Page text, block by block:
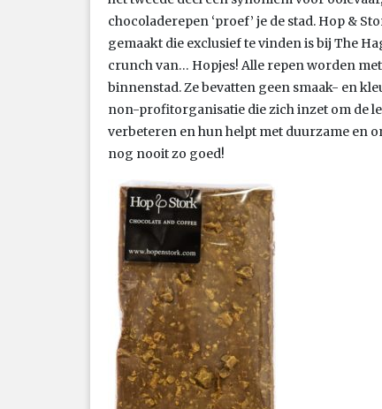
chocoladerepen ‘proef’ je de stad. Hop &
gemaakt die exclusief te vinden is bij The
crunch van… Hopjes! Alle repen worden
binnenstad. Ze bevatten geen smaak- en
non-profitorganisatie die zich inzet om de
verbeteren en hun helpt met duurzame en
nog nooit zo goed!